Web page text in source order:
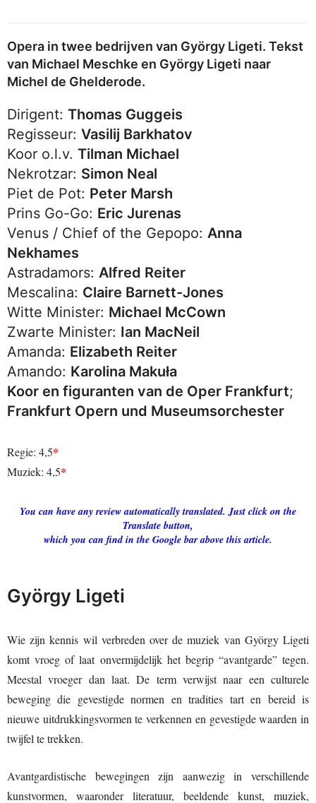
Opera in twee bedrijven van György Ligeti. Tekst
van Michael Meschke en György Ligeti naar
Michel de Ghelderode.
Dirigent: Thomas Guggeis
Regisseur: Vasilij Barkhatov
Koor o.l.v. Tilman Michael
Nekrotzar: Simon Neal
Piet de Pot: Peter Marsh
Prins Go-Go: Eric Jurenas
Venus / Chief of the Gepopo: Anna
Nekhames
Astradamors: Alfred Reiter
Mescalina: Claire Barnett-Jones
Witte Minister: Michael McCown
Zwarte Minister: Ian MacNeil
Amanda: Elizabeth Reiter
Amando: Karolina Makuła
Koor en figuranten van de Oper Frankfurt;
Frankfurt Opern und Museumsorchester
Regie: 4,5*
Muziek: 4,5*
You can have any review automatically translated. Just click on the
Translate button,
which you can find in the Google bar above this article.
György Ligeti
Wie zijn kennis wil verbreden over de muziek van György Ligeti
komt vroeg of laat onvermijdelijk het begrip “avantgarde” tegen.
Meestal vroeger dan laat. De term verwijst naar een culturele
beweging die gevestigde normen en tradities tart en bereid is
nieuwe uitdrukkingsvormen te verkennen en gevestigde waarden in
twijfel te trekken.
Avantgardistische bewegingen zijn aanwezig in verschillende
kunstvormen, waaronder literatuur, beeldende kunst, muziek,